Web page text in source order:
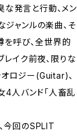
発言と行動、メン
ャンルの楽曲、そ
を呼び、全世界的
イク前夜、限りな
ロジー(Guitar)、
4人バンド「人畜乱
今回のSPLIT